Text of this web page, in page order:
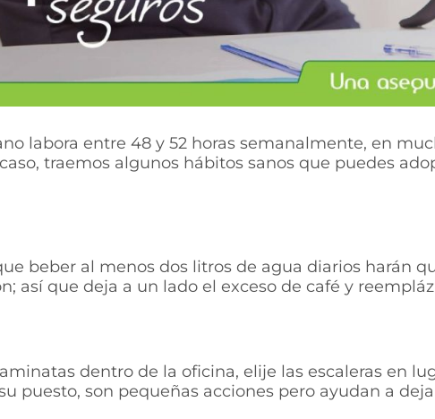
labora entre 48 y 52 horas semanalmente, en
traemos algunos hábitos sanos que puedes
beber al menos dos litros de agua diarios harán
así que deja a un lado el exceso de café y
dentro de la oficina, elije las escaleras en
puesto, son pequeñas acciones pero ayudan a